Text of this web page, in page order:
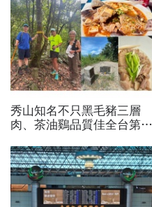
秀山知名不只黑毛豬三層
肉、茶油鷄品質佳全台第
頂、想著秀山美食...探訪熱
門登山路線